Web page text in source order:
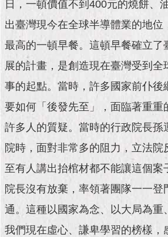
發
現
北
活
動
主
館
民
互
動
日，一頓價值不到400元的燒餅、
出臺灣現今在全球半導體業的地位
最高的一頓早餐。這頓早餐確立了
展的計畫，是創造現在臺灣受到全
事的起點。當時，許多國家前仆後
要如何「後發先至」，面臨著重重
許多人的質疑。當時的行政院長孫
院時，面對非常多的阻力，立法院
至有人講出抬棺材都不能讓這個案
院長沒有放棄，率領著團隊一一登
通。這種以國家為念、以大局為重
我們現在虛心、謙卑學習的榜樣，